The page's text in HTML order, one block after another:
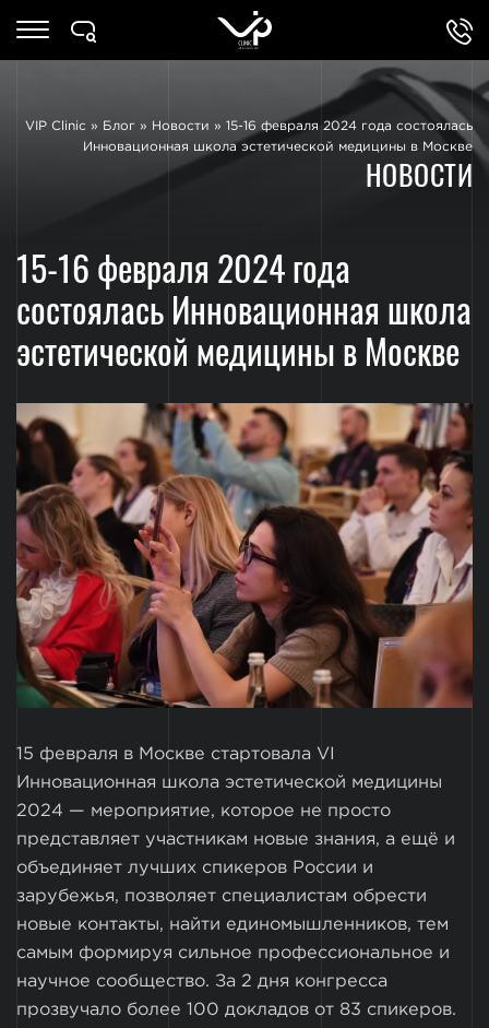
VIP Clinic » Блог » Новости » 15-16 февраля 2024 года состоялась
Инновационная школа эстетической медицины в Москве
НОВОСТИ
15-16 февраля 2024 года
состоялась Инновационная школа
эстетической медицины в Москве
15 февраля в Москве стартовала VI
Инновационная школа эстетической медицины
2024 — мероприятие, которое не просто
представляет участникам новые знания, а ещё и
объединяет лучших спикеров России и
зарубежья, позволяет специалистам обрести
новые контакты, найти единомышленников, тем
самым формируя сильное профессиональное и
научное сообщество. За 2 дня конгресса
прозвучало более 100 докладов от 83 спикеров.